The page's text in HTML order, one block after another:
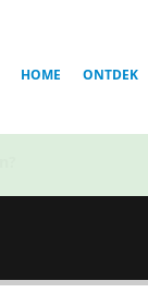
HOME ONTDEK